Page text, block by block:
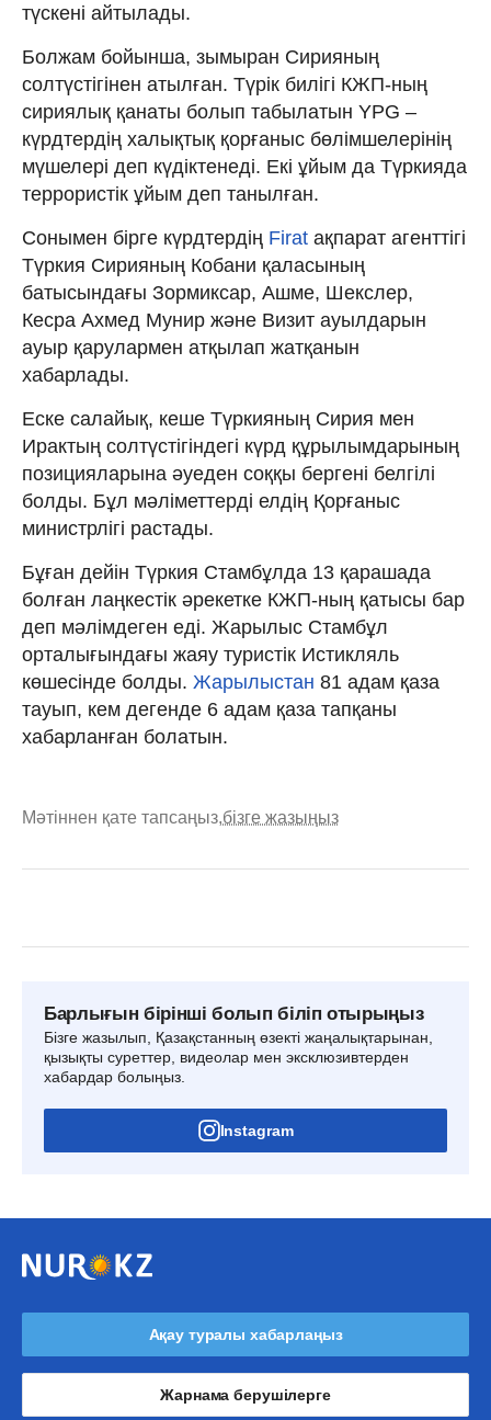
түскені айтылады.
Болжам бойынша, зымыран Сирияның
солтүстігінен атылған. Түрік билігі КЖП-ның
сириялық қанаты болып табылатын YPG –
күрдтердің халықтық қорғаныс бөлімшелерінің
мүшелері деп күдіктенеді. Екі ұйым да Түркияда
террористік ұйым деп танылған.
Сонымен бірге күрдтердің Firat ақпарат агенттігі
Түркия Сирияның Кобани қаласының
батысындағы Зормиксар, Ашме, Шекслер,
Кесра Ахмед Мунир және Визит ауылдарын
ауыр қарулармен атқылап жатқанын
хабарлады.
Еске салайық, кеше Түркияның Сирия мен
Ирактың солтүстігіндегі күрд құрылымдарының
позицияларына әуеден соққы бергені белгілі
болды. Бұл мәліметтерді елдің Қорғаныс
министрлігі растады.
Бұған дейін Түркия Стамбұлда 13 қарашада
болған лаңкестік әрекетке КЖП-ның қатысы бар
деп мәлімдеген еді. Жарылыс Стамбұл
орталығындағы жаяу туристік Истикляль
көшесінде болды. Жарылыстан 81 адам қаза
тауып, кем дегенде 6 адам қаза тапқаны
хабарланған болатын.
Мәтіннен қате тапсаңыз,бізге жазыңыз
Барлығын бірінші болып біліп отырыңыз
Бізге жазылып, Қазақстанның өзекті жаңалықтарынан,
қызықты суреттер, видеолар мен эксклюзивтерден
хабардар болыңыз.
Instagram
Ақау туралы хабарлаңыз
Жарнама берушілерге